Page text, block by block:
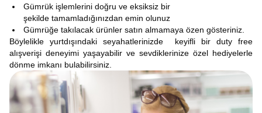
Gümrük işlemlerini doğru ve eksiksiz bir
şekilde tamamladığınızdan emin olunuz
Gümrüğe takılacak ürünler satın almamaya özen gösteriniz.
Böylelikle yurtdışındaki seyahatlerinizde keyifli bir duty free
alışverişi deneyimi yaşayabilir ve sevdiklerinize özel hediyelerle
dönme imkanı bulabilirsiniz.